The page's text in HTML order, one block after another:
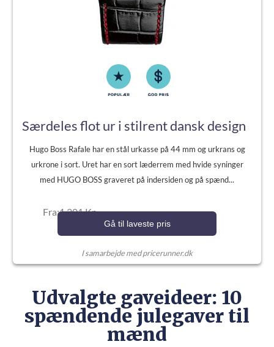
Særdeles flot ur i stilrent dansk design
Hugo Boss Rafale har en stål urkasse på 44 mm og urkrans og
urkrone i sort. Uret har en sort læderrem med hvide syninger
med HUGO BOSS graveret på indersiden og på spænd...
Fra:1.201 Kr.
Gå til laveste pris
I samarbejde med pricerunner.dk
Udvalgte gaveideer: 10
spændende julegaver til
mænd